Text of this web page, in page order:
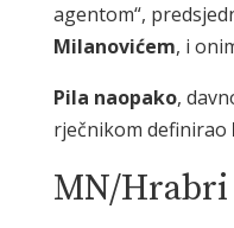
agentom“,
Milanovićem, i
Pila naopako,
rječnikom definirao
MN/